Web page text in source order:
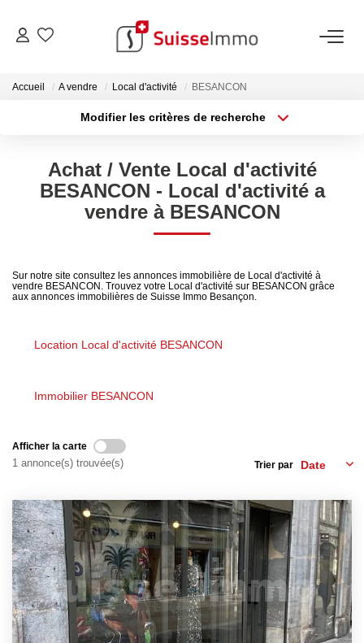
ACHETER
Découvrez Nos Biens À La Vente
Confiez-Nous La Recherche De Votre Bien À L'achat
VENDRE
Estimer Votre Bien En Ligne
Consultez Les Avis Clients
Confiez-Nous La Recherche De Votre Location
FAIRE GÉRER
NOTRE AGENCE
Accueil A vendre Local d'activité BESANCON
Modifier les critères de recherche
Sélectionnez...
Type de bien
Surface min
Achat / Vente Local d'activité
BESANCON - Local d'activité a
vendre à BESANCON
Sur notre site consultez les annonces immobilière de Local d'activité à
vendre BESANCON. Trouvez votre Local d'activité sur BESANCON grâce
aux annonces immobilières de Suisse Immo Besançon.
Location Local d'activité BESANCON
Immobilier BESANCON
Afficher la carte
1 annonce(s) trouvée(s) Trier par